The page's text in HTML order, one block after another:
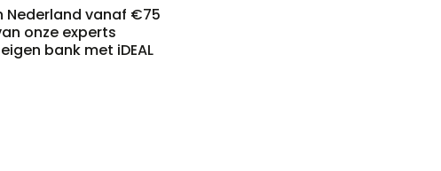
Nederland vanaf €75
onze experts
bank met iDEAL